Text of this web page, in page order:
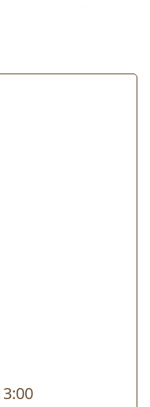
und erzählt